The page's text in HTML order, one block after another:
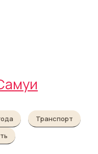
Транспорт